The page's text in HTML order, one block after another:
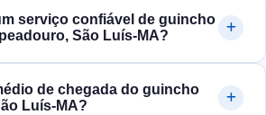
serviço confiável de guincho
São Luís‑MA?
de chegada do guincho
Luís‑MA?